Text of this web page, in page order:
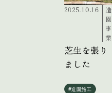
2025.10.16
造
園
事
業
芝生を張り
ました
#造園施工